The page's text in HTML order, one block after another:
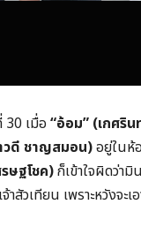
เมื่อ “อ้อม” (เกศริ
วดี ชาญสมอน)อยู่ในห้
ษฐโชค)ก็เข้าใจผิดว่ามิ
าสัวเทียน เพราะหวังจะเ